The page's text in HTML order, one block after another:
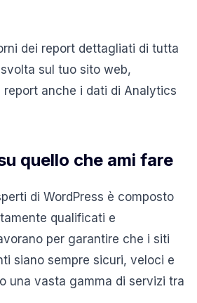
dei report dettagliati di tutta
sul tuo sito web,
report anche i dati di Analytics
quello che ami fare
di WordPress è composto
qualificati e
per garantire che i siti
siano sempre sicuri, veloci e
una vasta gamma di servizi tra